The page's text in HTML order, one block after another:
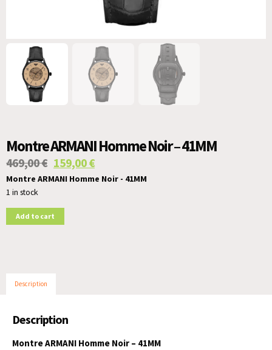
Montre ARMANI Homme Noir – 41MM
469,00€ 159,00€
Montre ARMANI Homme Noir - 41MM
1 in stock
Add to cart
Description
Description
Montre ARMANI Homme Noir – 41MM